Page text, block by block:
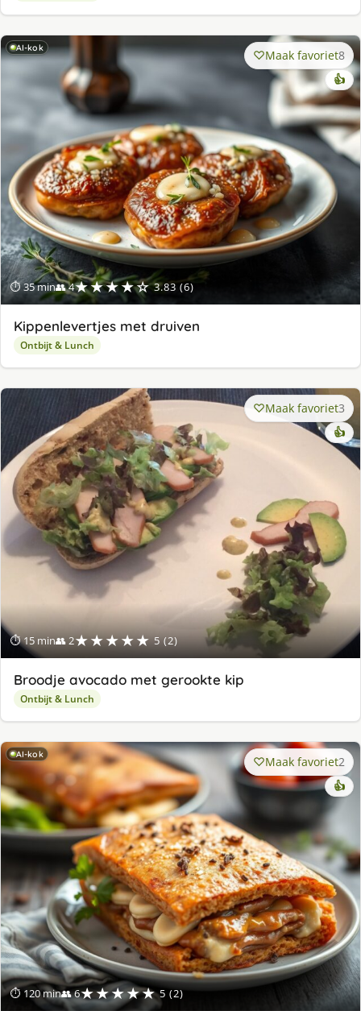
AI-kok
⏱ 35 min👥 4★★★★☆ 3.83 (6)
Maak favoriet8
👍
Kippenlevertjes met druiven
Ontbijt & Lunch
⏱ 15 min👥 2★★★★★ 5 (2)
Maak favoriet3
👍
Broodje avocado met gerookte kip
Ontbijt & Lunch
AI-kok
⏱ 120 min👥 6★★★★★ 5 (2)
Maak favoriet2
👍